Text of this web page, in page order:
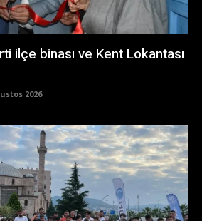
ilçe binası ve Kent Lokantası
2026